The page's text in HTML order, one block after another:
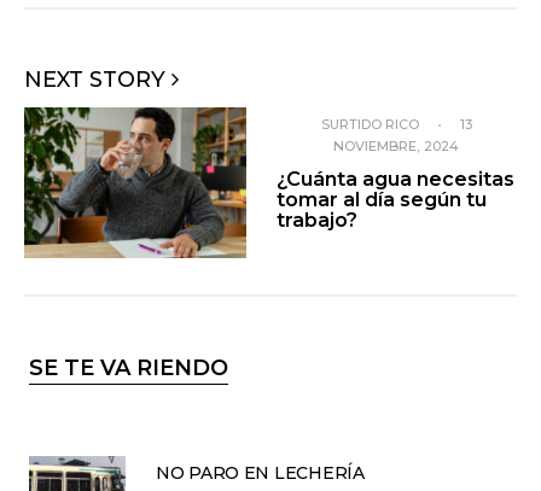
NEXT STORY
SURTIDO RICO •
13
NOVIEMBRE, 2024
¿Cuánta agua necesitas
tomar al día según tu
trabajo?
SE TE VA RIENDO
NO PARO EN LECHERÍA